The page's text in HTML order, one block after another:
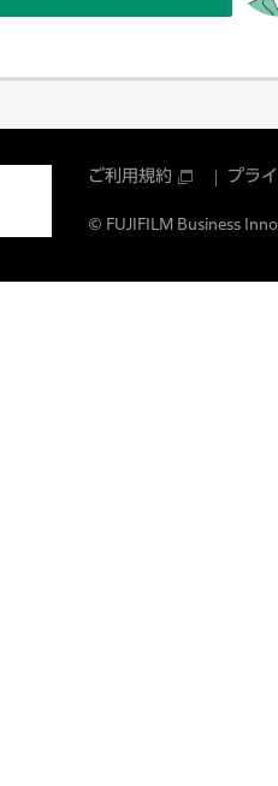
ご利用規約 プラ
© FUJIFILM Business